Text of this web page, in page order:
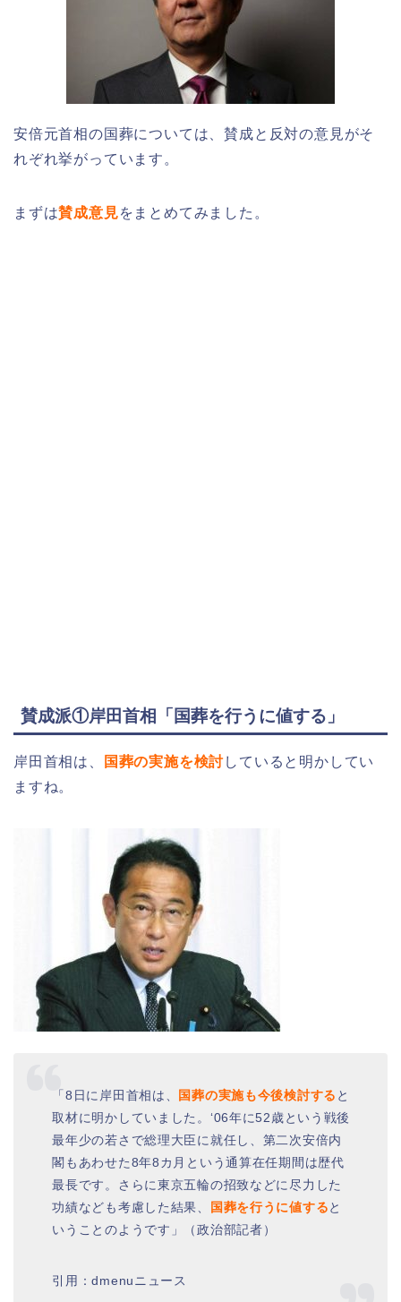
安倍元首相の国葬については、賛成と反対の意見がそ
れぞれ挙がっています。
まずは賛成意見をまとめてみました。
賛成派①岸田首相「国葬を行うに値する」
岸田首相は、 国葬の実施を検討していると明かしてい
ますね。
「8日に岸田首相は、 国葬の実施も今後検討する と
取材に明かしていました。‘06年に52歳という戦後
最年少の若さで総理大臣に就任し、第二次安倍内
閣もあわせた8年8カ月という通算在任期間は歴代
最長です。さらに東京五輪の招致などに尽力した
功績なども考慮した結果、 国葬を行うに値すると
いうことのようです」（政治部記者）
引用：dmenuニュース